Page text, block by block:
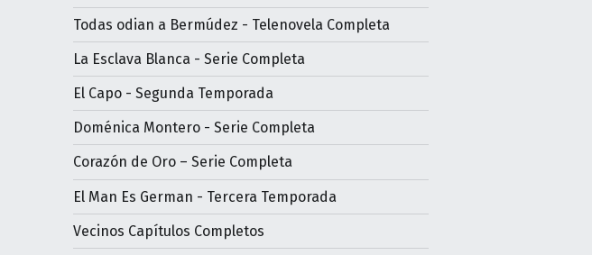
Todas odian a Bermúdez - Telenovela Completa
La Esclava Blanca - Serie Completa
El Capo - Segunda Temporada
Doménica Montero - Serie Completa
Corazón de Oro – Serie Completa
El Man Es German - Tercera Temporada
Vecinos Capítulos Completos